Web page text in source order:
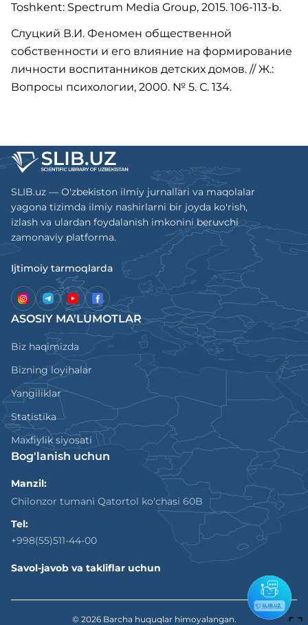
Toshkent: Spectrum Media Group, 2015. 106-113-b.
Слуцкий В.И. Феномен общественной
собственности и его влияние на формирование
личности воспитанников детских домов. // Ж.:
Вопросы психологии, 2000. № 5. С. 134.
SLIB.uz — O'zbekiston ilmiy jurnallari va maqolalar
yagona tizimda ilmiy nashirlarni bir joyda ko'rish,
izlash va ulardan foydalanish imkonini beruvchi
zamonaviy platforma.
Ijtimoiy tarmoqlarda
ASOSIY MA'LUMOTLAR
Biz haqimizda
Bizning loyihalar
Yangiliklar
Statistika
Maxfiylik siyosati
Bog'lanish uchun
Manzil:
Chilonzor tumani Qatortol ko'chasi 60B
Tel:
+998(55)511-44-00
Savol-javob va takliflar uchun
© 2026 Barcha huquqlar himoyalangan.